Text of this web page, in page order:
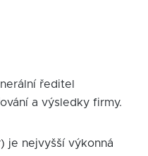
ředitel
a výsledky firmy.
je nejvyšší výkonná